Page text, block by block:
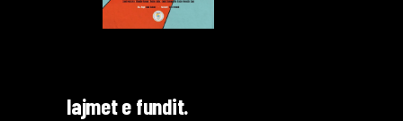
lajmet e fundit.